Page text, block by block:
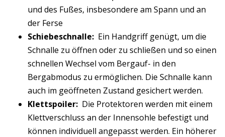
und des Fußes, insbesondere am Spann und an
der Ferse
Schiebeschnalle: Ein Handgriff genügt, um die
Schnalle zu öffnen oder zu schließen und so einen
schnellen Wechsel vom Bergauf- in den
Bergabmodus zu ermöglichen. Die Schnalle kann
auch im geöffneten Zustand gesichert werden.
Klettspoiler: Die Protektoren werden mit einem
Klettverschluss an der Innensohle befestigt und
können individuell angepasst werden. Ein höherer